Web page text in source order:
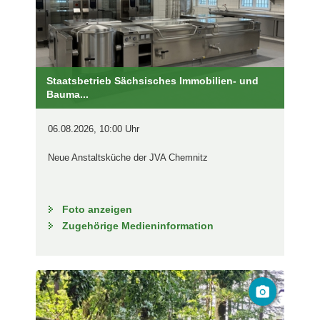
Staatsbetrieb Sächsisches Immobilien- und
Bauma...
06.08.2026, 10:00 Uhr
Neue Anstaltsküche der JVA Chemnitz
Foto anzeigen
Zugehörige Medieninformation